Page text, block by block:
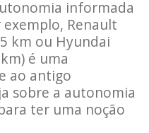
informada
Renault
km ou Hyundai
é uma
ao antigo
sobre a autonomia
ter uma noção